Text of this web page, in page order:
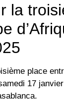
la
place
17